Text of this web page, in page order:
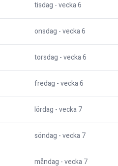
tisdag - vecka6
onsdag - vecka6
torsdag - vecka6
fredag - vecka6
lördag - vecka7
söndag - vecka7
måndag - vecka7